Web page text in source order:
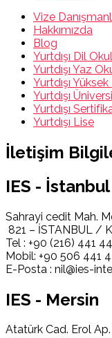
Vize
Hakkımızda
Blog
Yurtdışı Dil
Yurtdışı Yaz
Yurtdışı
Yurtdışı
Yurtdışı
Yurtdışı Lise
İletişim
IES - İstanbul
Sahrayi cedit Mah.
821 – İSTANBUL /
Tel : +90 (216) 441
Mobil: +90 506 441
E-Posta : nil@ies-
IES - Mersin
Atatürk Cad. Erol